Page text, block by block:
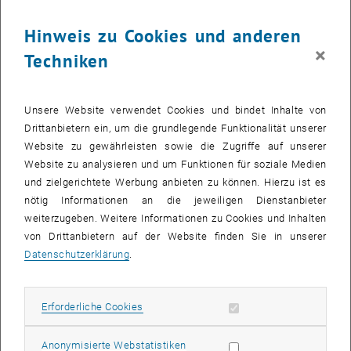
etc., raumbezogene Informationen vermitteln kann. Wenn jemand
nicht weiß wie er von ‚A’ nach ‚B’ kommt, kann ihm das Gerät einen
Professors. In der modernen Kartographie gibt es neben der
klassischen 2D-Landkarte verschiedene Ausdrucksmittel,
beispielsweise Animationen, interaktive Karten und 3D-Karten.
Aktuell wird vor allem am „Kommunikationsproblem“ gearbeitet.
Gartner: „Es funktioniert bereits mit dem Handy bestimmte
raumbezogene Infos abrufen zu können. Einen Schritt weiter wäre
herauszufinden, welche Informationen ein bestimmter Nutzer in
einer bestimmten Situation benötigt und dann die relevanten Infos
mit einer für diese Situation und seine Fähigkeiten passende
Die zweite Idee, die Gartner und seine MitarbeiterInnen verfolgen ist,
Hinweis zu Cookies und anderen
Techniken
×
Unsere Website verwendet Cookies und bindet Inhalte von
Drittanbietern ein, um die grundlegende Funktionalität unserer
Website zu gewährleisten sowie die Zugriffe auf unserer
Website zu analysieren und um Funktionen für soziale Medien
und zielgerichtete Werbung anbieten zu können. Hierzu ist es
nötig Informationen an die jeweiligen Dienstanbieter
weiterzugeben. Weitere Informationen zu Cookies und Inhalten
von Drittanbietern auf der Website finden Sie in unserer
Datenschutzerklärung.
Erforderliche Cookies Erforderliche Cookies zulassen
Anonymisierte WebstatistikenStatistik Cookies zulassen